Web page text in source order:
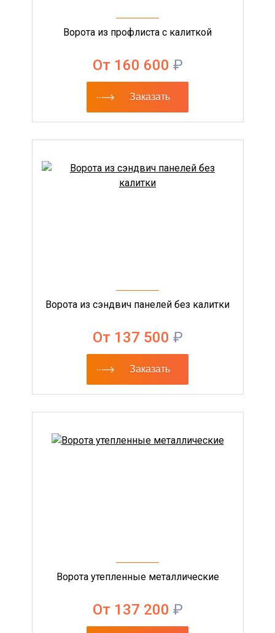
Ворота из профлиста с калиткой
От 160 600 ₽
Заказать
Ворота из сэндвич панелей без калитки
От 137 500 ₽
Заказать
Ворота утепленные металлические
От 137 200 ₽